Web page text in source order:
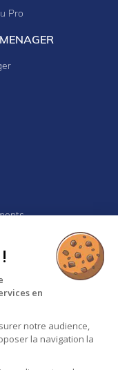
en
notre audience,
la navigation la
Pro
vente